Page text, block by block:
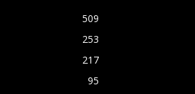
509
253
217
95